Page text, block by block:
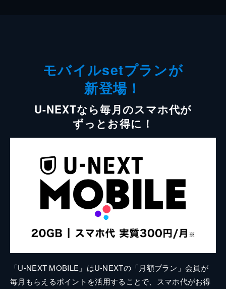
モバイルsetプランが
新登場！
U-NEXTなら毎月のスマホ代が
ずっとお得に！
「U-NEXT MOBILE」はU-NEXTの「月額プラン」会員が
毎月もらえるポイントを活用することで、スマホ代がお得